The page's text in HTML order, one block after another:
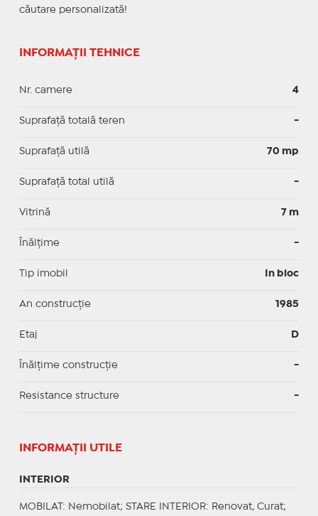
căutare personalizată!
INFORMAȚII TEHNICE
Nr. camere 4
Suprafață totală teren -
Suprafaţă utilă 70 mp
Suprafaţă total utilă -
Vitrină 7 m
Înălțime -
Tip imobil In bloc
An construcție 1985
Etaj D
Înălțime construcție -
Resistance structure -
INFORMAŢII UTILE
INTERIOR
MOBILAT : Nemobilat; STARE INTERIOR: Renovat, Curat;